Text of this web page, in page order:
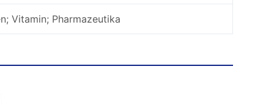
Vitamin; Pharmazeutika